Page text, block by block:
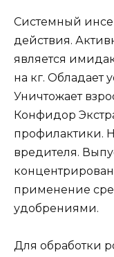
Системный
действия.
является
на кг. Обладает
Уничтожает
Конфидор
профилактики.
вредителя.
применение
удобрениями.
Для обработки